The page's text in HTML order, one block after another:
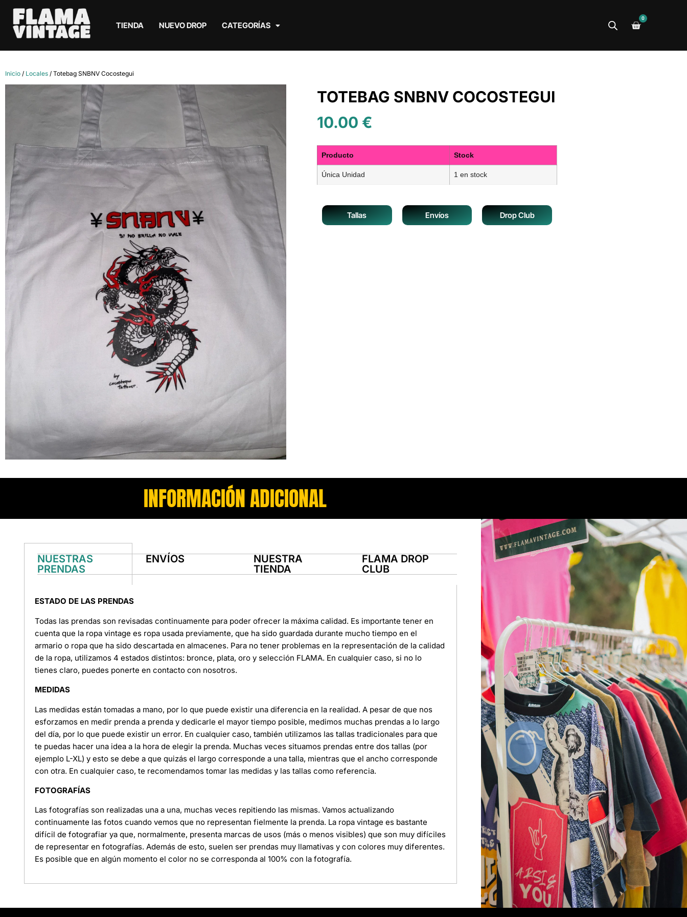
TIENDA NUEVO DROP CATEGORÍAS
0
Inicio / Locales / Totebag SNBNV Cocostegui
TOTEBAG SNBNV COCOSTEGUI
10.00 €
Producto Stock
Única Unidad 1 en stock
Tallas Envíos Drop Club
INFORMACIÓN ADICIONAL
NUESTRAS
PRENDAS
ENVÍOS
NUESTRA
TIENDA
FLAMA DROP
CLUB
ESTADO DE LAS PRENDAS
Todas las prendas son revisadas continuamente para poder ofrecer la máxima calidad. Es importante tener en
cuenta que la ropa vintage es ropa usada previamente, que ha sido guardada durante mucho tiempo en el
armario o ropa que ha sido descartada en almacenes. Para no tener problemas en la representación de la calidad
de la ropa, utilizamos 4 estados distintos: bronce, plata, oro y selección FLAMA. En cualquier caso, si no lo
tienes claro, puedes ponerte en contacto con nosotros.
MEDIDAS
Las medidas están tomadas a mano, por lo que puede existir una diferencia en la realidad. A pesar de que nos
esforzamos en medir prenda a prenda y dedicarle el mayor tiempo posible, medimos muchas prendas a lo largo
del día, por lo que puede existir un error. En cualquier caso, también utilizamos las tallas tradicionales para que
te puedas hacer una idea a la hora de elegir la prenda. Muchas veces situamos prendas entre dos tallas (por
ejemplo L-XL) y esto se debe a que quizás el largo corresponde a una talla, mientras que el ancho corresponde
con otra. En cualquier caso, te recomendamos tomar las medidas y las tallas como referencia.
FOTOGRAFÍAS
Las fotografías son realizadas una a una, muchas veces repitiendo las mismas. Vamos actualizando
continuamente las fotos cuando vemos que no representan fielmente la prenda. La ropa vintage es bastante
difícil de fotografiar ya que, normalmente, presenta marcas de usos (más o menos visibles) que son muy difíciles
de representar en fotografías. Además de esto, suelen ser prendas muy llamativas y con colores muy diferentes.
Es posible que en algún momento el color no se corresponda al 100% con la fotografía.